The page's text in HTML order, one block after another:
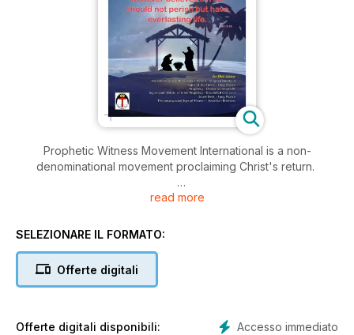
Prophetic Witness Movement International is a non-
denominational movement proclaiming Christ's return.
World events are moving rapidly. Every day brings changes
greater than ever.
The Lord Jesus Christ spoke of the prophecies of Daniel and
said, "let the reader understand." (Matt. 24:15). Similarly, Peter
read more
SELEZIONARE IL FORMATO:
Offerte digitali
Accesso immediato
Offerte digitali disponibili: